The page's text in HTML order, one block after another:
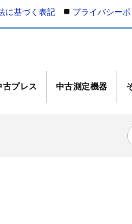
古プレス 中古測定機器
に基づく表記 プライバシー
年製